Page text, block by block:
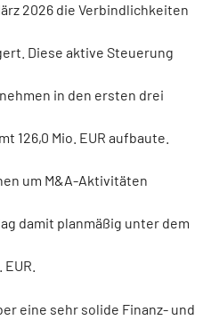
2026 die Verbindlichkeiten
Diese aktive Steuerung
in den ersten drei
126,0 Mio. EUR aufbaute.
um M&A-Aktivitäten
damit planmäßig unter dem
eine sehr solide Finanz- und